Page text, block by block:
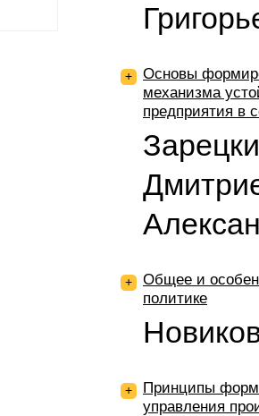
+
Основы
механизма
предприятия в
+
Общее и
политике
+
Принципы
управления